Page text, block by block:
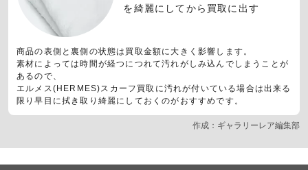
を綺麗にしてから買取に出す
商品の表側と裏側の状態は買取金額に大きく影響します。
素材によっては時間が経つにつれて汚れがしみ込んでしまうことが
あるので、
エルメス(HERMES)スカーフ買取に汚れが付いている場合は出来る
限り早目に拭き取り綺麗にしておくのがおすすめです。
作成：ギャラリーレア編集部